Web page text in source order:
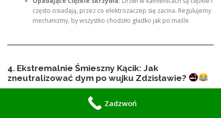
często osiadają, przez co elektrozaczep się zacina. Regulujemy
mechanizmy, by wszystko chodziło gładko jak po maśle.
4. Ekstremalnie Śmieszny Kącik: Jak
zneutralizować dym po wujku Zdzisławie?
nad głową, pijesz kawę. I nagle wpada on – wujek Zdzisław. Gratulując Ci
Zadzwoń